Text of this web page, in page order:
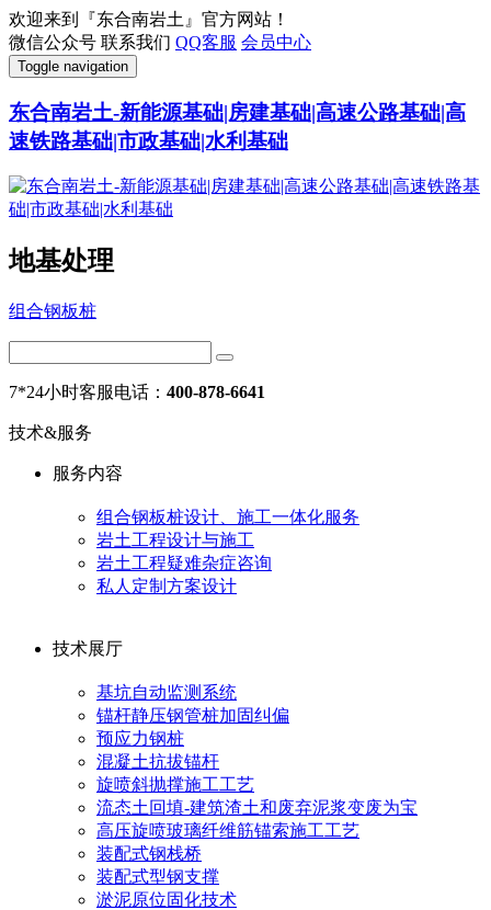
欢迎来到『东合南岩土』官方网站！
微信公众号 联系我们 QQ客服 会员中心
Toggle navigation
东合南岩土-新能源基础|房建基础|高速公路基础|高
速铁路基础|市政基础|水利基础
地基处理
组合钢板桩
7*24小时客服电话： 400-878-6641
技术&服务
服务内容
组合钢板桩设计、施工一体化服务
岩土工程设计与施工
岩土工程疑难杂症咨询
私人定制方案设计
技术展厅
基坑自动监测系统
锚杆静压钢管桩加固纠偏
预应力钢桩
混凝土抗拔锚杆
旋喷斜抛撑施工工艺
流态土回填-建筑渣土和废弃泥浆变废为宝
高压旋喷玻璃纤维筋锚索施工工艺
装配式钢栈桥
装配式型钢支撑
淤泥原位固化技术